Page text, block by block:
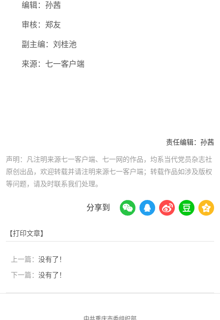
编辑：孙茜
审核：郑友
副主编：刘桂池
来源：七一客户端
责任编辑： 孙茜
声明：凡注明来源七一客户端、七一网的作品，均系当代党员杂志社
原创出品，欢迎转载并请注明来源七一客户端；转载作品如涉及版权
等问题，请及时联系我们处理。
分享到
【打印文章】
上一篇： 没有了！
下一篇： 没有了！